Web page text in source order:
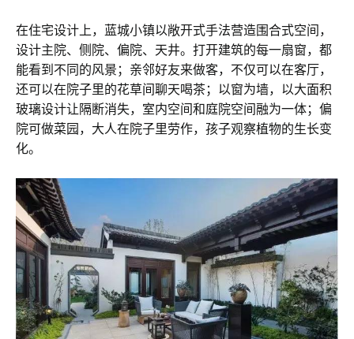
在住宅设计上，蓝城小镇以敞开式手法营造围合式空间，
设计主院、侧院、偏院、天井。打开建筑的每一扇窗，都
能看到不同的风景；亲邻好友来做客，不仅可以在客厅，
还可以在院子里的花草间聊天喝茶；以窗为墙，以大面积
玻璃设计让隔断消失，室内空间和庭院空间融为一体；偏
院可做菜园，大人在院子里劳作，孩子观察植物的生长变
化。